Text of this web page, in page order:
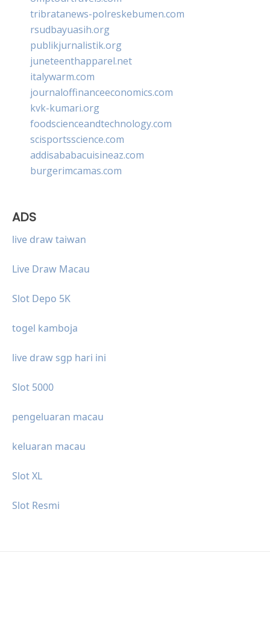
tribratanews-polreskebumen.com
rsudbayuasih.org
publikjurnalistik.org
juneteenthapparel.net
italywarm.com
journaloffinanceeconomics.com
kvk-kumari.org
foodscienceandtechnology.com
scisportsscience.com
addisababacuisineaz.com
burgerimcamas.com
ADS
live draw taiwan
Live Draw Macau
Slot Depo 5K
togel kamboja
live draw sgp hari ini
Slot 5000
pengeluaran macau
keluaran macau
Slot XL
Slot Resmi